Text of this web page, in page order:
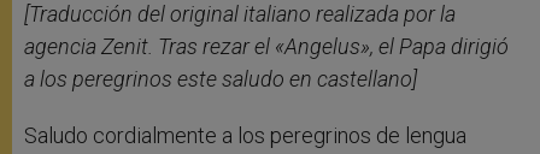
[Traducción del original italiano realizada por la
agencia Zenit. Tras rezar el «Angelus», el Papa dirigió
a los peregrinos este saludo en castellano]
Saludo cordialmente a los peregrinos de lengua